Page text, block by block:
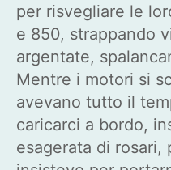
per risvegliare le
e 850, strappando
argentate,
Mentre i motori si
avevano tutto il
caricarci a bordo,
esagerata di rosari,